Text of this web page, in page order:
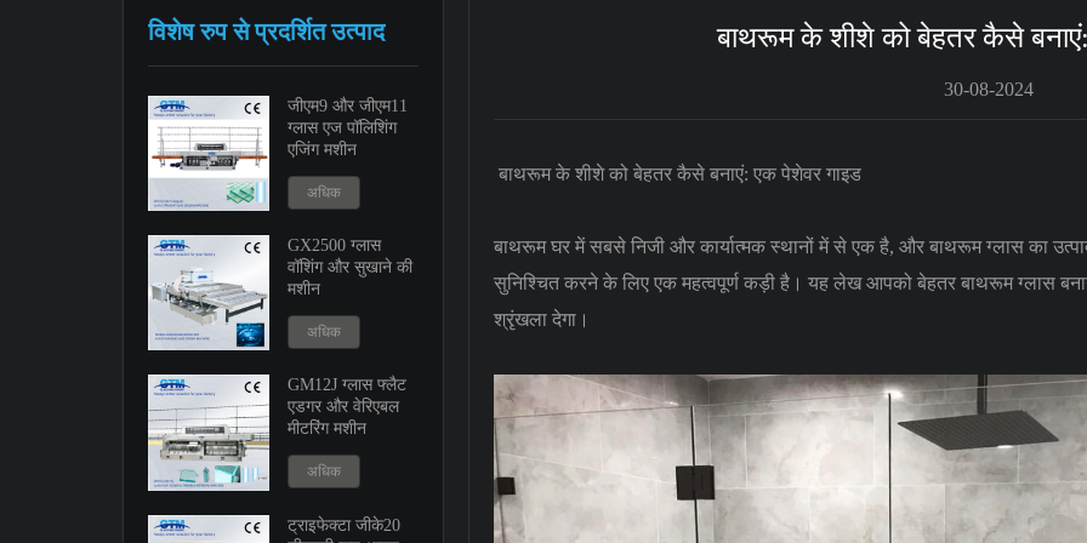
विशेष रुप से प्रदर्शित उत्पाद
जीएम9 और जीएम11
ग्लास एज पॉलिशिंग
एजिंग मशीन
अधिक
GX2500 ग्लास
वॉशिंग और सुखाने की
मशीन
अधिक
GM12J ग्लास फ्लैट
एडगर और वेरिएबल
मीटरिंग मशीन
अधिक
ट्राइफेक्टा जीके20
बाथरूम के शीशे को बेहतर कैसे
30-08-2024
बाथरूम के शीशे को बेहतर कैसे बनाएं: एक पेशेवर गाइड
बाथरूम घर में सबसे निजी और कार्यात्मक स्थानों में से एक है, और बाथरूम ग्लास का
सुनिश्चित करने के लिए एक महत्वपूर्ण कड़ी है। यह लेख आपको बेहतर बाथरूम ग्लास
श्रृंखला देगा।